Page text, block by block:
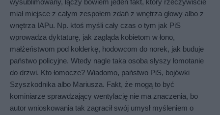
wysublimowany, łączy bowiem jeden fakt, który rzeczywiście
miał miejsce z całym zespołem zdań z wnętrza głowy albo z
wnętrza IAPu. Np. ktoś myśli cały czas o tym jak PiS
wprowadza dyktaturę, jak zagląda kobietom w łono,
małżeństwom pod kołderkę, hodowcom do norek, jak buduje
państwo policyjne. Wtedy nagle taka osoba słyszy łomotanie
do drzwi. Kto łomocze? Wiadomo, państwo PiS, bojówki
Szyszkodnika albo Mariusza. Fakt, że mogą to być
kominiarze sprawdzający wentylację nie ma znaczenia, bo
autor wnioskowania tak zagracił swój umysł myśleniem o